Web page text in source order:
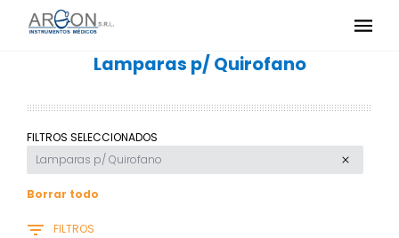
Lamparas p/ Quirofano
FILTROS SELECCIONADOS
Lamparas p/ Quirofano
Borrar todo
FILTROS